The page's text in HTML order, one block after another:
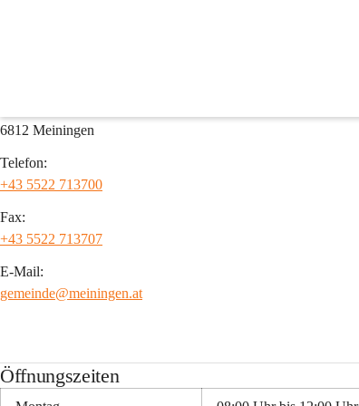
6812 Meiningen
Telefon:
+43 5522 713700
Fax:
+43 5522 713707
E-Mail:
gemeinde@meiningen.at
Öffnungszeiten